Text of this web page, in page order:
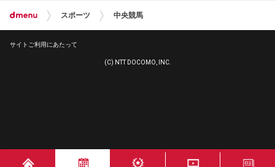
スポーツ 中央競馬
サイトご利用にあたって
(C) NTT DOCOMO, INC.